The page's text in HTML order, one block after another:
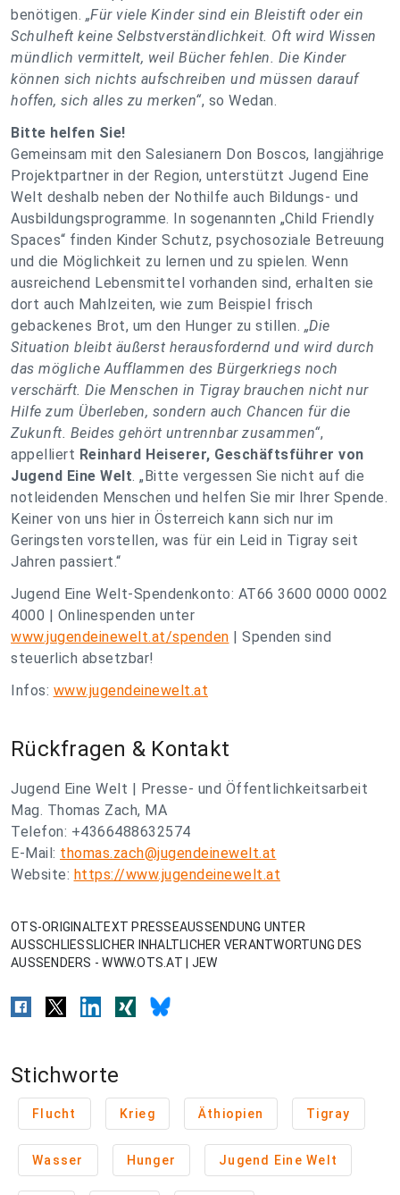
benötigen. „Für viele Kinder sind ein Bleistift oder ein
Schulheft keine Selbstverständlichkeit. Oft wird Wissen
mündlich vermittelt, weil Bücher fehlen. Die Kinder
können sich nichts aufschreiben und müssen darauf
hoffen, sich alles zu merken“, so Wedan.
Bitte helfen Sie!
Gemeinsam mit den Salesianern Don Boscos, langjährige
Projektpartner in der Region, unterstützt Jugend Eine
Welt deshalb neben der Nothilfe auch Bildungs- und
Ausbildungsprogramme. In sogenannten „Child Friendly
Spaces“ finden Kinder Schutz, psychosoziale Betreuung
und die Möglichkeit zu lernen und zu spielen. Wenn
ausreichend Lebensmittel vorhanden sind, erhalten sie
dort auch Mahlzeiten, wie zum Beispiel frisch
gebackenes Brot, um den Hunger zu stillen. „Die
Situation bleibt äußerst herausfordernd und wird durch
das mögliche Aufflammen des Bürgerkriegs noch
verschärft. Die Menschen in Tigray brauchen nicht nur
Hilfe zum Überleben, sondern auch Chancen für die
Zukunft. Beides gehört untrennbar zusammen“,
appelliert Reinhard Heiserer, Geschäftsführer von
Jugend Eine Welt. „Bitte vergessen Sie nicht auf die
notleidenden Menschen und helfen Sie mir Ihrer Spende.
Keiner von uns hier in Österreich kann sich nur im
Geringsten vorstellen, was für ein Leid in Tigray seit
Jahren passiert.“
Jugend Eine Welt-Spendenkonto: AT66 3600 0000 0002
4000 | Onlinespenden unter
www.jugendeinewelt.at/spenden | Spenden sind
steuerlich absetzbar!
Infos: www.jugendeinewelt.at
Rückfragen & Kontakt
Jugend Eine Welt | Presse- und Öffentlichkeitsarbeit
Mag. Thomas Zach, MA
Telefon: +4366488632574
E-Mail: thomas.zach@jugendeinewelt.at
Website: https://www.jugendeinewelt.at
OTS-ORIGINALTEXT PRESSEAUSSENDUNG UNTER
AUSSCHLIESSLICHER INHALTLICHER VERANTWORTUNG DES
AUSSENDERS - WWW.OTS.AT | JEW
Stichworte
Flucht Krieg Äthiopien Tigray
Wasser Hunger Jugend Eine Welt